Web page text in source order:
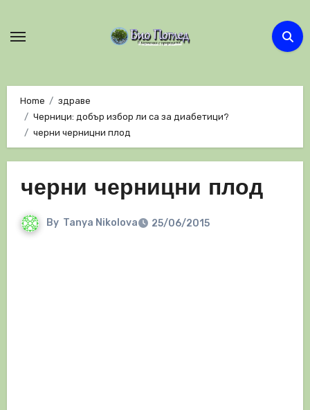
Home
здраве
Черници: добър избор ли са за диабетици?
черни черницни плод
черни черницни плод
By Tanya Nikolova 25/06/2015